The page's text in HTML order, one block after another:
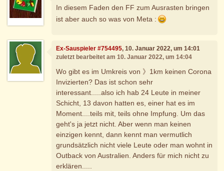
In diesem Faden den FF zum Ausrasten bringen
ist aber auch so was von Meta :
Ex-Sauspieler #754495, 10. Januar 2022, um 14:01
zuletzt bearbeitet am 10. Januar 2022, um 14:04
Wo gibt es im Umkreis von 》1km keinen Corona
Invizierten? Das ist schon sehr
interessant.....also ich hab 24 Leute in meiner
Schicht, 13 davon hatten es, einer hat es im
Moment....teils mit, teils ohne Impfung. Um das
geht's ja jetzt nicht. Aber wenn man keinen
einzigen kennt, dann kennt man vermutlich
grundsätzlich nicht viele Leute oder man wohnt in
Outback von Australien. Anders für mich nicht zu
erklären.....